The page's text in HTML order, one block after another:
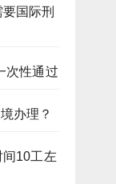
国际刑
次性通过
办理？
10工左